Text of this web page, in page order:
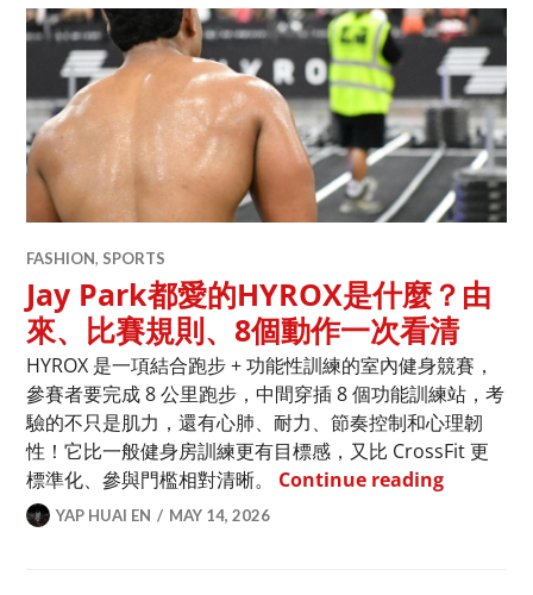
FASHION, SPORTS
Jay Park都愛的HYROX是什麼？由
來、比賽規則、8個動作一次看清
HYROX 是一項結合跑步 + 功能性訓練的室內健身競賽，
參賽者要完成 8 公里跑步，中間穿插 8 個功能訓練站，考
驗的不只是肌力，還有心肺、耐力、節奏控制和心理韌
性！它比一般健身房訓練更有目標感，又比 CrossFit 更
標準化、參與門檻相對清晰。 Continue readingJay Park
YAP HUAI EN MAY 14, 2026